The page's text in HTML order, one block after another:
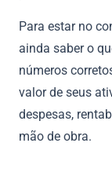
Para estar no
ainda saber o
números
valor de seus
despesas,
mão de obra.